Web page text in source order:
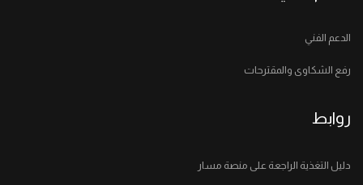
الدعم الفني
رفع الشكاوى والمقترحات
روابط
دليل التغذية الراجعة على منصة مسار